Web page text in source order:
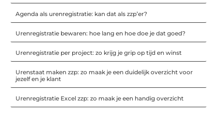
Agenda als urenregistratie: kan dat als zzp’er?
Urenregistratie bewaren: hoe lang en hoe doe je dat goed?
Urenregistratie per project: zo krijg je grip op tijd en winst
Urenstaat maken zzp: zo maak je een duidelijk overzicht voor
jezelf en je klant
Urenregistratie Excel zzp: zo maak je een handig overzicht